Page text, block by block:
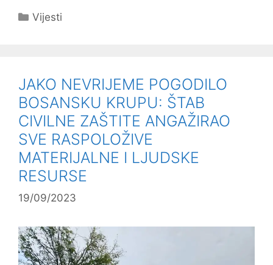
Kategorije
Vijesti
JAKO NEVRIJEME POGODILO
BOSANSKU KRUPU: ŠTAB
CIVILNE ZAŠTITE ANGAŽIRAO
SVE RASPOLOŽIVE
MATERIJALNE I LJUDSKE
RESURSE
19/09/2023